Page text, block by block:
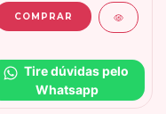
Tire dúvidas pelo
Whatsapp